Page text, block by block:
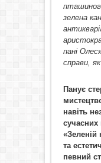
зелена
пані
справи,
Панує
навіть
сучасних
«Зеленій
та
певний